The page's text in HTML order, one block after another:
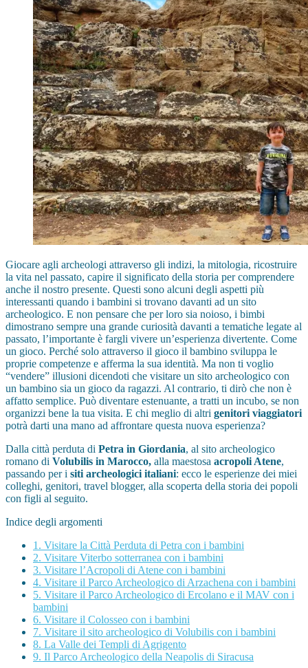
Giocare agli archeologi attraverso gli indizi, la mitologia, ricostruire
la vita nel passato, capire il significato della storia per comprendere
anche il nostro presente. Questi sono alcuni degli aspetti più
interessanti quando i bambini si trovano davanti ad un sito
archeologico. E non pensare che per loro sia noioso, i bimbi
dimostrano sempre una grande curiosità davanti a tematiche legate al
passato, l’importante è fargli vivere un’esperienza divertente. Come
un gioco. Perché solo attraverso il gioco il bambino sviluppa le
proprie competenze e afferma la sua identità. Ma non ti voglio
“vendere” illusioni dicendoti che visitare un sito archeologico con
un bambino sia un gioco da ragazzi. Al contrario, ti dirò che non è
affatto semplice. Può diventare estenuante, a tratti un incubo, se non
organizzi bene la tua visita. E chi meglio di altri genitori viaggiatori
potrà darti una mano ad affrontare questa nuova esperienza?
Dalla città perduta di Petra in Giordania, al sito archeologico
romano di Volubilis in Marocco, alla maestosa acropoli Atene,
passando per i siti archeologici italiani: ecco le esperienze dei miei
colleghi, genitori, travel blogger, alla scoperta della storia dei popoli
con figli al seguito.
Indice degli argomenti
1. Visitare la Città Perduta di Petra con i bambini
2. Visitare Viterbo sotterranea con i bambini
3. Visitare l’Acropoli di Atene con i bambini
4. Visitare il Parco Archeologico di Arzachena con i bambini
5. Visitare il Parco Archeologico di Ercolano e il MAV con i
bambini
6. Visitare il Colosseo con i bambini
7. Visitare il sito archeologico di Volubilis con i bambini
8. La Valle dei Templi di Agrigento
9. Il Parco Archeologico della Neapolis di Siracusa